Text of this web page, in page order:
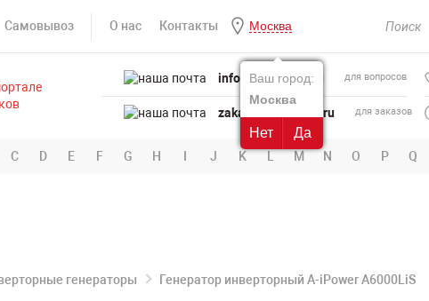
Самовывоз О нас Контакты Москва
Ваш город:
Москва
Нет Да
info@powertool.ru для вопросов
zakaz@powertool.ru для заказов
C D E F G H I J K L M N O P Q
генераторы Генератор инверторный A-iPower A6000LiS